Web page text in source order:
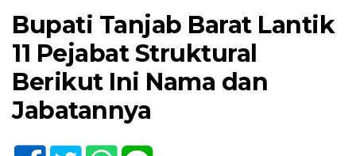
Bupati Tanjab Barat Lantik
11 Pejabat Struktural
Berikut Ini Nama dan
Jabatannya